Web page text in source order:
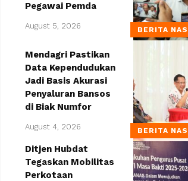
BERITA
Pegawai Pemda
August 5, 2026
BERITA
Mendagri Pastikan
Data Kependudukan
Jadi Basis Akurasi
Penyaluran Bansos
di Biak Numfor
August 4, 2026
Ditjen Hubdat
Tegaskan Mobilitas
Perkotaan